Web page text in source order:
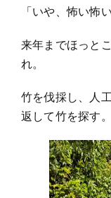
「いや、怖い怖
来年までほっと
れ。
竹を伐採し、人
返して竹を探す。